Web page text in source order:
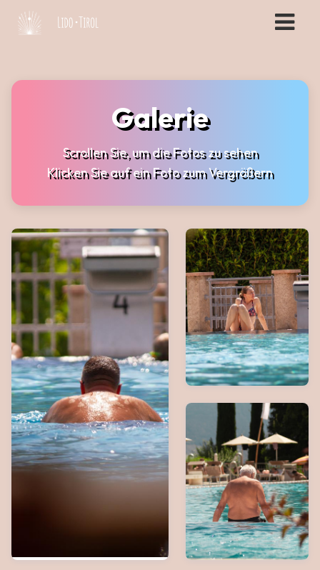
Galerie
Scrollen Sie, um die Fotos zu sehen
Klicken Sie auf ein Foto zum Vergrößern